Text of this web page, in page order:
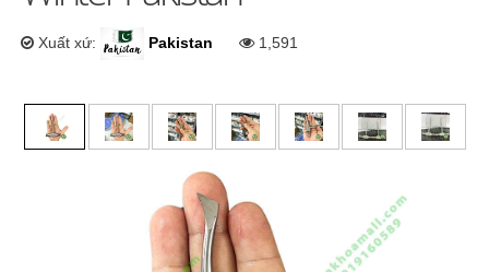
Xuất xứ: Pakistan 1,591